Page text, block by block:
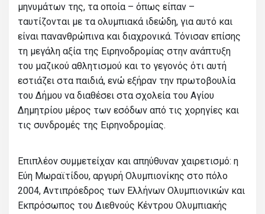
μηνυμάτων της, τα οποία – όπως είπαν –
ταυτίζονται με τα ολυμπιακά ιδεώδη, για αυτό και
είναι πανανθρώπινα και διαχρονικά. Τόνισαν επίσης
τη μεγάλη αξία της Ειρηνοδρομίας στην ανάπτυξη
του μαζικού αθλητισμού και το γεγονός ότι αυτή
εστιάζει στα παιδιά, ενώ εξήραν την πρωτοβουλία
του Δήμου να διαθέσει στα σχολεία του Αγίου
Δημητρίου μέρος των εσόδων από τις χορηγίες και
τις συνδρομές της Ειρηνοδρομίας.
Επιπλέον συμμετείχαν και απηύθυναν χαιρετισμό: η
Εύη Μωραϊτίδου, αργυρή Ολυμπιονίκης στο πόλο
2004, Αντιπρόεδρος των Ελλήνων Ολυμπιονικών και
Εκπρόσωπος του Διεθνούς Κέντρου Ολυμπιακής